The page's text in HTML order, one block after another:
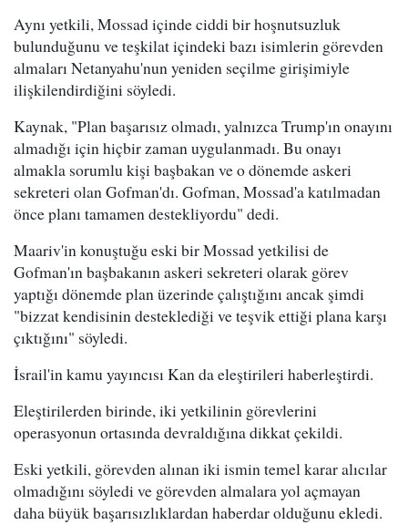
Aynı yetkili, Mossad içinde ciddi bir hoşnutsuzluk
bulunduğunu ve teşkilat içindeki bazı isimlerin görevden
almaları Netanyahu'nun yeniden seçilme girişimiyle
ilişkilendirdiğini söyledi.
Kaynak, "Plan başarısız olmadı, yalnızca Trump'ın onayını
almadığı için hiçbir zaman uygulanmadı. Bu onayı
almakla sorumlu kişi başbakan ve o dönemde askeri
sekreteri olan Gofman'dı. Gofman, Mossad'a katılmadan
önce planı tamamen destekliyordu" dedi.
Maariv'in konuştuğu eski bir Mossad yetkilisi de
Gofman'ın başbakanın askeri sekreteri olarak görev
yaptığı dönemde plan üzerinde çalıştığını ancak şimdi
"bizzat kendisinin desteklediği ve teşvik ettiği plana karşı
çıktığını" söyledi.
İsrail'in kamu yayıncısı Kan da eleştirileri haberleştirdi.
Eleştirilerden birinde, iki yetkilinin görevlerini
operasyonun ortasında devraldığına dikkat çekildi.
Eski yetkili, görevden alınan iki ismin temel karar alıcılar
olmadığını söyledi ve görevden almalara yol açmayan
daha büyük başarısızlıklardan haberdar olduğunu ekledi.